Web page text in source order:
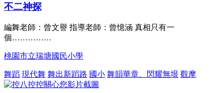
不二神探
編舞老師：曾文譽 指導老師：曾憶涵 真相只有一
個……………
桃園市立瑞塘國民小學
舞蹈 現代舞 舞出新蹈路 國小 舞韻華章、閃耀無垠 觀摩